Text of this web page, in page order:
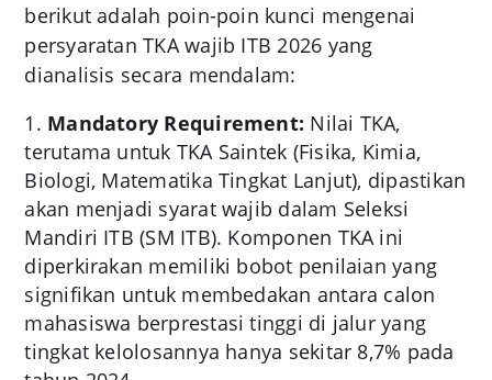
berikut adalah poin-poin kunci mengenai
persyaratan TKA wajib ITB 2026 yang
dianalisis secara mendalam:
Mandatory Requirement: Nilai TKA,
terutama untuk TKA Saintek (Fisika, Kimia,
Biologi, Matematika Tingkat Lanjut), dipastikan
akan menjadi syarat wajib dalam Seleksi
Mandiri ITB (SM ITB). Komponen TKA ini
diperkirakan memiliki bobot penilaian yang
signifikan untuk membedakan antara calon
mahasiswa berprestasi tinggi di jalur yang
tingkat kelolosannya hanya sekitar 8,7% pada